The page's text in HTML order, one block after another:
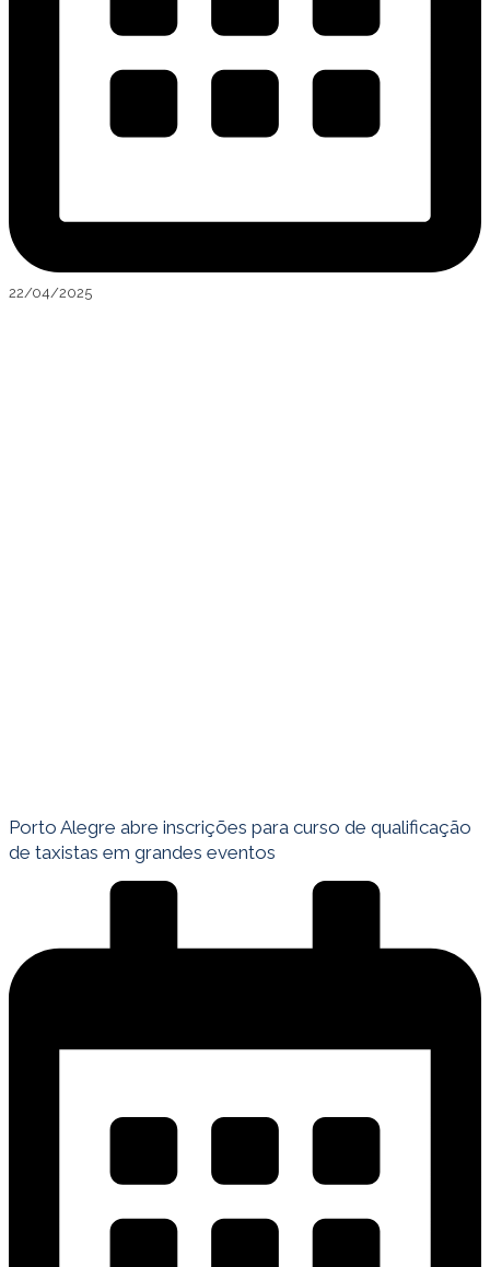
22/04/2025
Porto Alegre abre inscrições para curso de qualificação
de taxistas em grandes eventos